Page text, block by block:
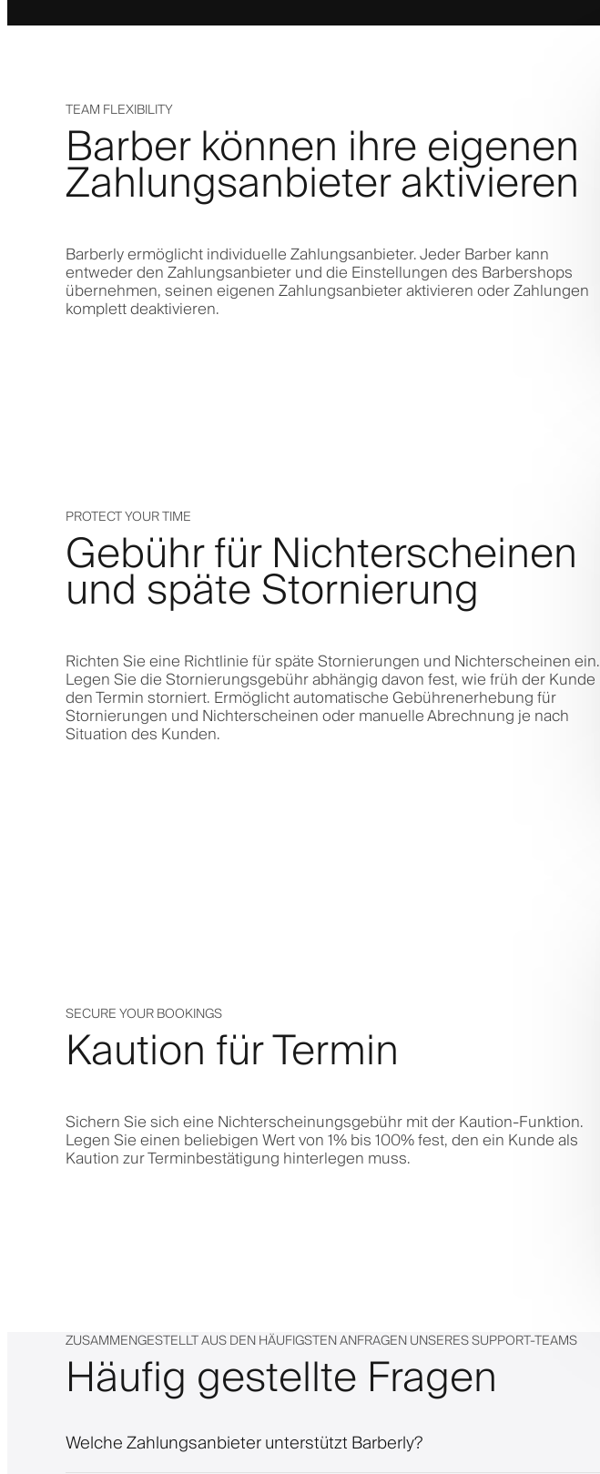
TEAM FLEXIBILITY
Barber können ihre eigenen
Zahlungsanbieter aktivieren
Barberly ermöglicht individuelle Zahlungsanbieter. Jeder Barber kann
entweder den Zahlungsanbieter und die Einstellungen des Barbershops
übernehmen, seinen eigenen Zahlungsanbieter aktivieren oder Zahlungen
komplett deaktivieren.
PROTECT YOUR TIME
Gebühr für Nichterscheinen
und späte Stornierung
Richten Sie eine Richtlinie für späte Stornierungen und Nichterscheinen ein.
Legen Sie die Stornierungsgebühr abhängig davon fest, wie früh der Kunde
den Termin storniert. Ermöglicht automatische Gebührenerhebung für
Stornierungen und Nichterscheinen oder manuelle Abrechnung je nach
Situation des Kunden.
SECURE YOUR BOOKINGS
Kaution für Termin
Sichern Sie sich eine Nichterscheinungsgebühr mit der Kaution-Funktion.
Legen Sie einen beliebigen Wert von 1% bis 100% fest, den ein Kunde als
Kaution zur Terminbestätigung hinterlegen muss.
ZUSAMMENGESTELLT AUS DEN HÄUFIGSTEN ANFRAGEN UNSERES SUPPORT-TEAMS
Häufig gestellte Fragen
Welche Zahlungsanbieter unterstützt Barberly?